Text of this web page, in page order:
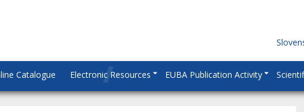
Catalogue Electronic Resources EUBA Publication Activity